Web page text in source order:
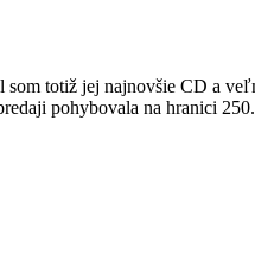
totiž jej najnovšie CD a
pohybovala na hranici